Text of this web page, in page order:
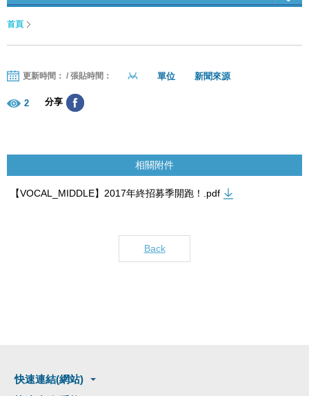
首頁
更新時間： / 張貼時間： 單位 新聞來源
2 分享
相關附件
【VOCAL_MIDDLE】2017年終招募季開跑！.pdf
Back
快速連結(網站)